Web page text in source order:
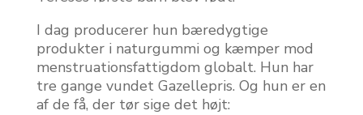
I dag producerer hun bæredygtige
produkter i naturgummi og kæmper mod
menstruationsfattigdom globalt. Hun har
tre gange vundet Gazellepris. Og hun er en
af de få, der tør sige det højt: